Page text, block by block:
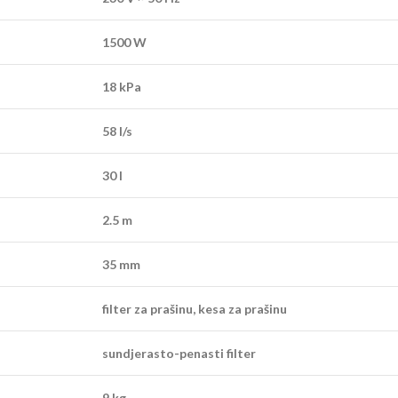
1500 W
18 kPa
58 l/s
30 l
2.5 m
35 mm
filter za prašinu, kesa za prašinu
sundjerasto-penasti filter